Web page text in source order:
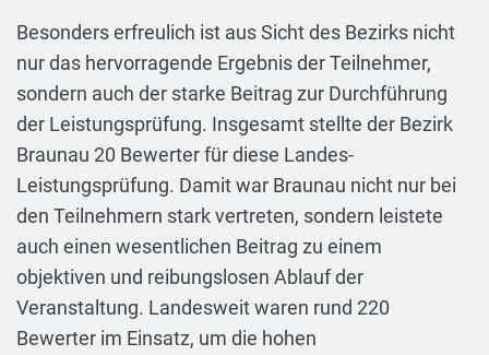
Besonders erfreulich ist aus Sicht des Bezirks nicht
nur das hervorragende Ergebnis der Teilnehmer,
sondern auch der starke Beitrag zur Durchführung
der Leistungsprüfung. Insgesamt stellte der Bezirk
Braunau 20 Bewerter für diese Landes-
Leistungsprüfung. Damit war Braunau nicht nur bei
den Teilnehmern stark vertreten, sondern leistete
auch einen wesentlichen Beitrag zu einem
objektiven und reibungslosen Ablauf der
Veranstaltung. Landesweit waren rund 220
Bewerter im Einsatz, um die hohen